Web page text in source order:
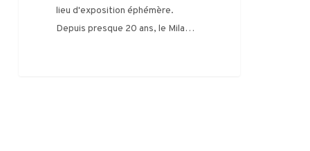
lieu d'exposition éphémère.
Depuis presque 20 ans, le Mila…